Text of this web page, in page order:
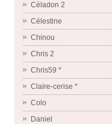
Céladon 2
Célestine
Chinou
Chris 2
Chris59 *
Claire-cerise *
Colo
Daniel